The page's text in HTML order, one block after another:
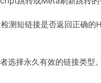
测短链接是否返回正确的
选择永久有效的链接类型